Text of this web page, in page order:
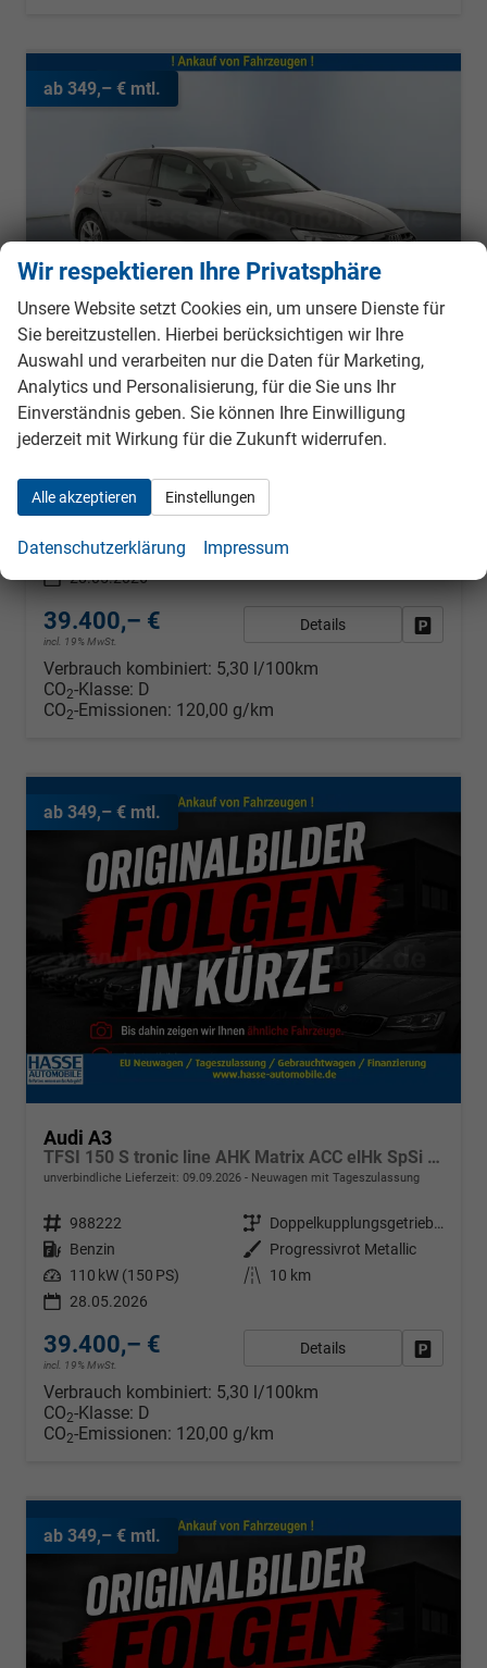
ab 349,– € mtl.
Audi A3
Fahrzeugnr. 988221
Leistung 110 kW (150 PS) Kilometerstand 10 km
28.05.2026
39.400,– €
incl. 19% MwSt.
Details
Verbrauch kombiniert: 5,30 l/100km
CO2-Klasse: D
CO2-Emissionen: 120,00 g/km
ab 349,– € mtl.
Audi A3
TFSI 150 S tronic line AHK Matrix ACC elHk SpSi 3JG
unverbindliche Lieferzeit: 09.09.2026 Neuwagen mit Tageszulassung
Fahrzeugnr. 988222 Getriebe
Doppelkupplungsgetriebe (DSG)
Kraftstoff Benzin Außenfarbe
Progressivrot Metallic
Leistung 110 kW (150 PS) Kilometerstand
10 km
28.05.2026
39.400,– €
incl. 19% MwSt.
Details
Verbrauch kombiniert: 5,30 l/100km
CO2-Klasse: D
CO2-Emissionen: 120,00 g/km
ab 349,– € mtl.
Wir respektieren Ihre Privatsphäre
Unsere Website setzt Cookies ein, um unsere Dienste für
Sie bereitzustellen. Hierbei berücksichtigen wir Ihre
Auswahl und verarbeiten nur die Daten für Marketing,
Analytics und Personalisierung, für die Sie uns Ihr
Einverständnis geben. Sie können Ihre Einwilligung
jederzeit mit Wirkung für die Zukunft widerrufen.
Alle akzeptieren Einstellungen
Datenschutzerklärung Impressum